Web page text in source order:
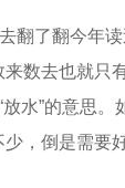
翻了翻今年
数去也就只
水”的意思。
，倒是需要